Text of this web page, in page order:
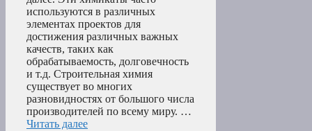
используются в различных
элементах проектов для
достижения различных важных
качеств, таких как
обрабатываемость, долговечность
и т.д. Строительная химия
существует во многих
разновидностях от большого числа
производителей по всему миру. …
Читать далее